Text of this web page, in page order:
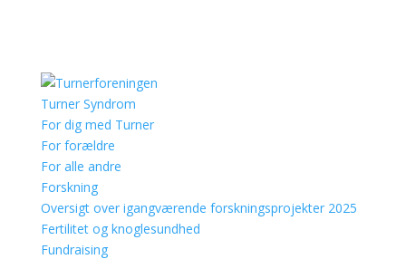
Turner Syndrom
For dig med Turner
For forældre
For alle andre
Forskning
Oversigt over igangværende forskningsprojekter 2025
Fertilitet og knoglesundhed
Fundraising